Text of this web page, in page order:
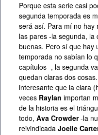
Porque esta serie casi
segunda temporada es
será así. Para mí no hay
las pares -la segunda,
buenas. Pero sí que hay
temporada no sabían lo
capítulos- , la segunda
quedan claras dos
interesante que la clara
veces Raylan importan
de la historia es el
todo, Ava Crowder-la
reivindicada Joelle